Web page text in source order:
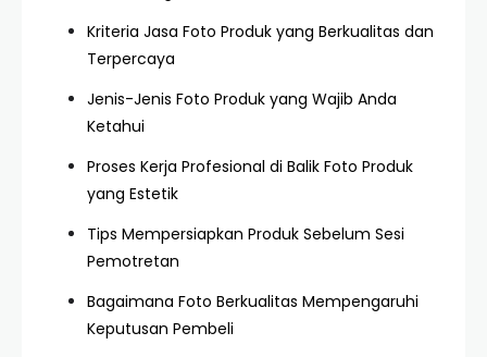
Kriteria Jasa Foto Produk yang Berkualitas dan
Terpercaya
Jenis-Jenis Foto Produk yang Wajib Anda
Ketahui
Proses Kerja Profesional di Balik Foto Produk
yang Estetik
Tips Mempersiapkan Produk Sebelum Sesi
Pemotretan
Bagaimana Foto Berkualitas Mempengaruhi
Keputusan Pembeli